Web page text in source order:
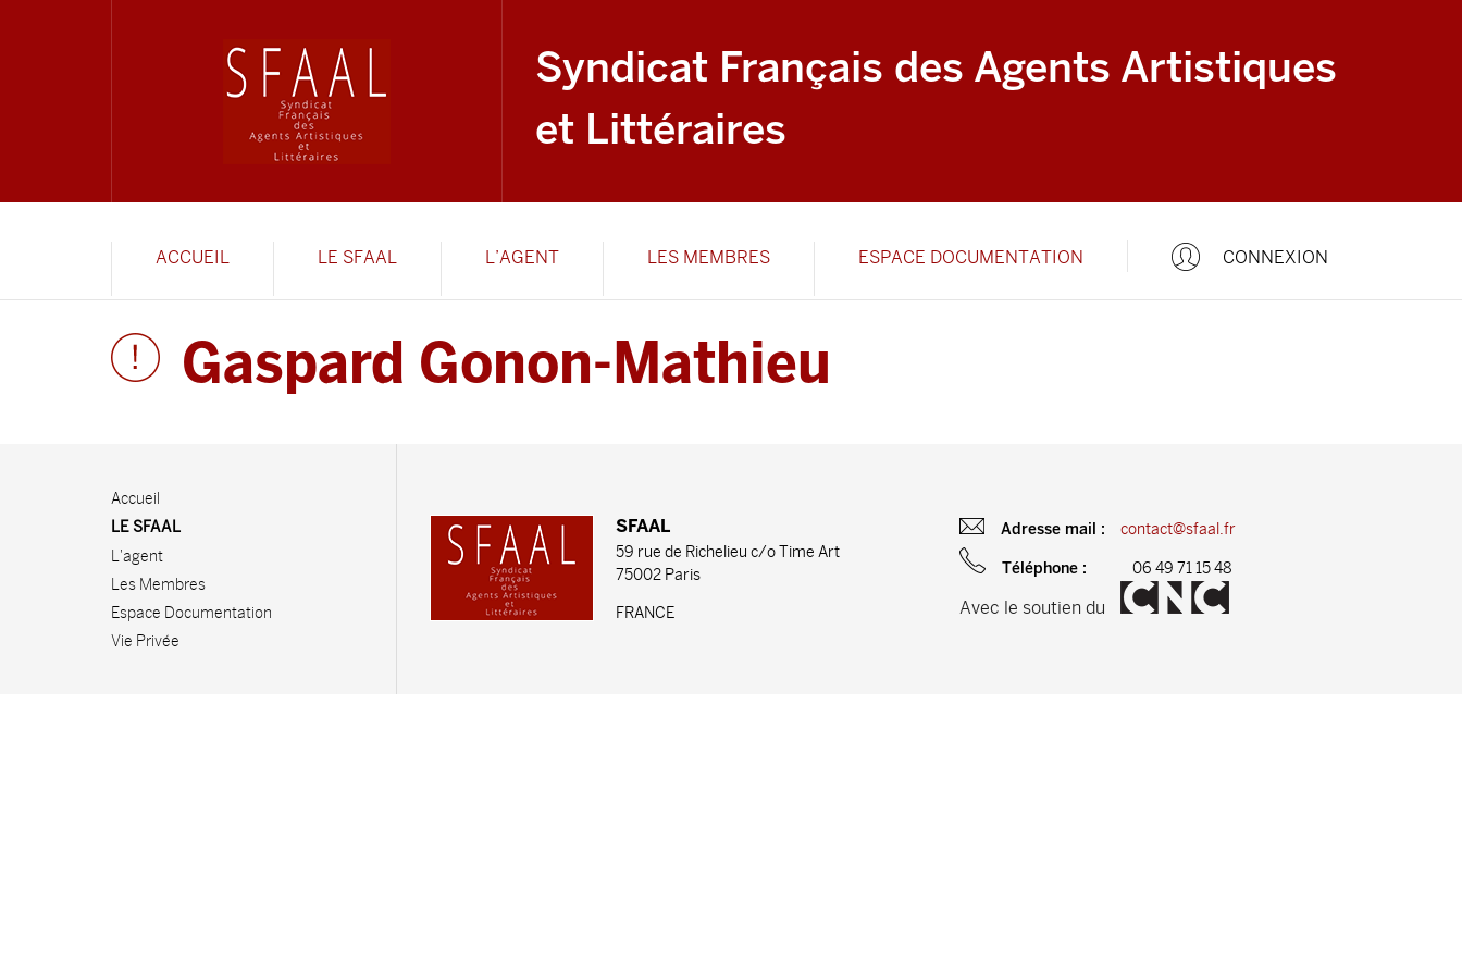
Syndicat Français des Agents Artistiques
et Littéraires
ACCUEIL LE SFAAL L’AGENT LES MEMBRES ESPACE DOCUMENTATION CONNEXION
Gaspard Gonon-Mathieu
Accueil
LE SFAAL
L'agent
Les Membres
Espace Documentation
Vie Privée
SFAAL
59 rue de Richelieu c/o Time Art
75002 Paris
FRANCE
Adresse mail : contact@sfaal.fr
Téléphone : 06 49 71 15 48
Avec le soutien du